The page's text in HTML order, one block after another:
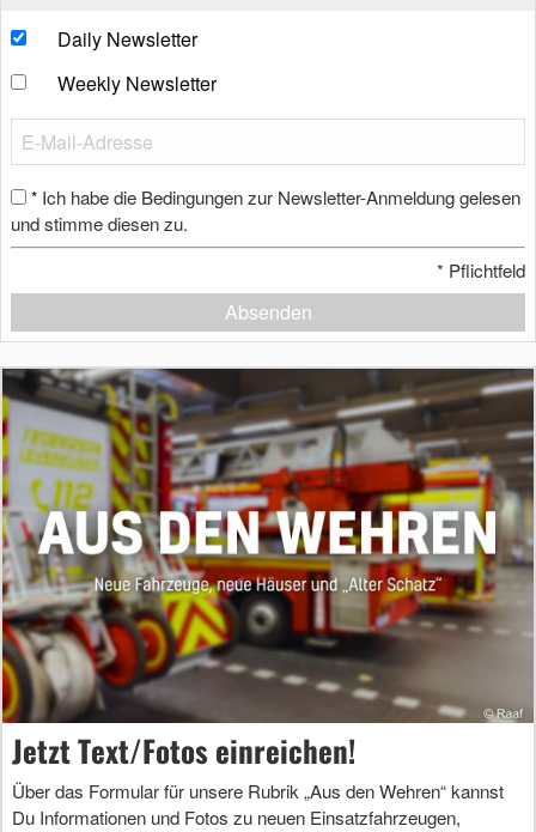
Daily Newsletter
Weekly Newsletter
* Ich habe die Bedingungen zur Newsletter-Anmeldung gelesen
und stimme diesen zu.
* Pflichtfeld
Absenden
Jetzt Text/Fotos einreichen!
Über das Formular für unsere Rubrik „Aus den Wehren“ kannst
Du Informationen und Fotos zu neuen Einsatzfahrzeugen,